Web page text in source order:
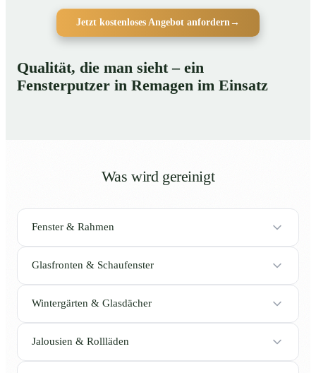
Jetzt kostenloses Angebot anfordern →
Qualität, die man sieht – ein
Fensterputzer in Remagen im Einsatz
Was wird gereinigt
Fenster & Rahmen
Glasfronten & Schaufenster
Wintergärten & Glasdächer
Jalousien & Rollläden